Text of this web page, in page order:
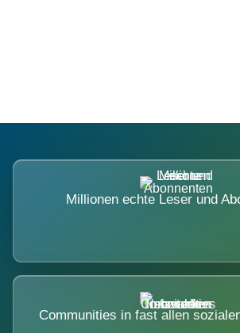
Millionen echte Leser und
Communities in fast allen